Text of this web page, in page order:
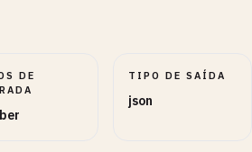
DE
TIPO DE SAÍDA
json